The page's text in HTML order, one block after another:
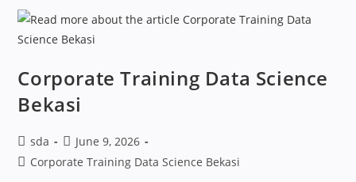
Corporate Training Data Science
Bekasi
sda
June 9, 2026
Corporate Training Data Science Bekasi